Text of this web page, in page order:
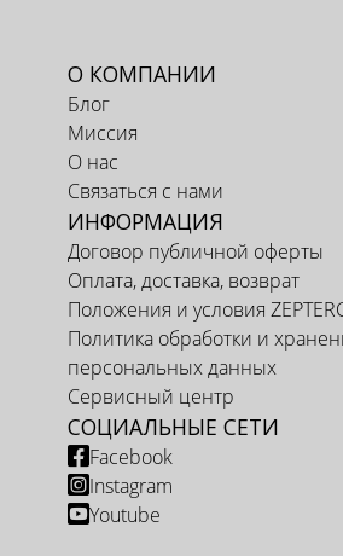
О КОМПАНИИ
Блог
Миссия
О нас
Связаться с нами
ИНФОРМАЦИЯ
Договор публичной оферты
Оплата, доставка, возврат
Положения и условия
Политика обработки и
персональных данных
Сервисный центр
СОЦИАЛЬНЫЕ СЕТИ
Facebook
Instagram
Youtube